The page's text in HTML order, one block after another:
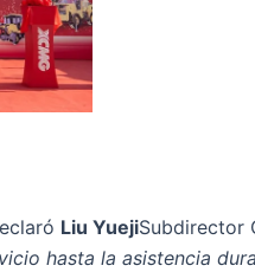
Liu YuejiSubdirector
hasta la asistencia